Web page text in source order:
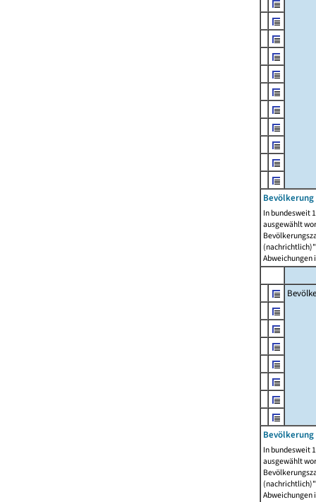
In bundesweit
ausgewählt
Abweichungen
In bundesweit
ausgewählt
Abweichungen